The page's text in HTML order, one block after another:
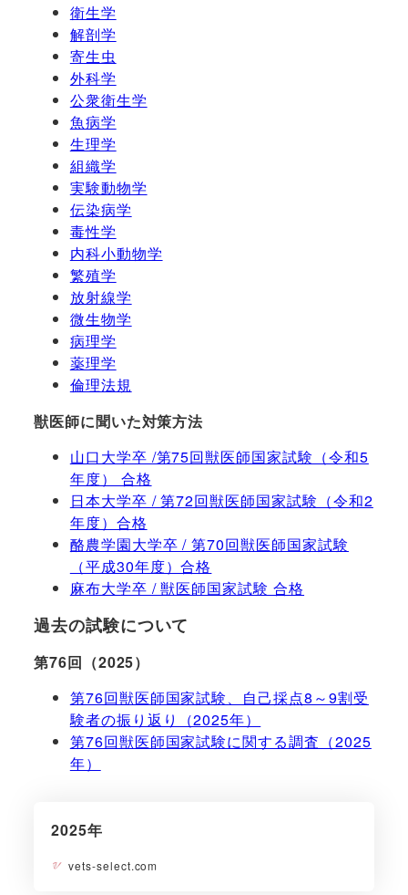
衛生学
解剖学
寄生虫
外科学
公衆衛生学
魚病学
生理学
組織学
実験動物学
伝染病学
毒性学
内科小動物学
繁殖学
放射線学
微生物学
病理学
薬理学
倫理法規
獣医師に聞いた対策方法
山口大学卒 /第75回獣医師国家試験（令和5
年度） 合格
日本大学卒 / 第72回獣医師国家試験（令和2
年度）合格
酪農学園大学卒 / 第70回獣医師国家試験
（平成30年度）合格
麻布大学卒 / 獣医師国家試験 合格
過去の試験について
第76回（2025）
第76回獣医師国家試験、自己採点8～9割受
験者の振り返り（2025年）
第76回獣医師国家試験に関する調査（2025
年）
2025年
vets-select.com